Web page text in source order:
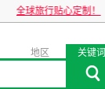
贴心定制！
地区 关键词